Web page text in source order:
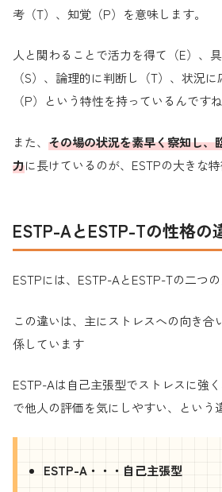
考（T）、知覚（P）を意味します。
人と関わることで活力を得て（E）、
（S）、論理的に判断し（T）、状況
（P）という特性を持っているんですね
また、 その場の状況を素早く察知し、
力に長けているのが、ESTPの大きな特
ESTP-AとESTP-Tの性格の
ESTPには、ESTP-AとESTP-Tの二つの
この違いは、主にストレスへの向き合
係しています
ESTP-Aは自己主張型でストレスに強
で他人の評価を気にしやすい、という
ESTP-A・・・自己主張型